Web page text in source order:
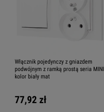
Włącznik pojedynczy z gniazdem
podwójnym z ramką prostą seria MINI
kolor biały mat
77,92 zł